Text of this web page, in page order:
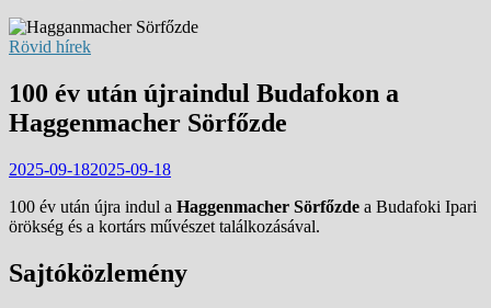
Rövid hírek
100 év után újraindul Budafokon a
Haggenmacher Sörfőzde
2025-09-182025-09-18
100 év után újra indul a Haggenmacher Sörfőzde a Budafoki Ipari
örökség és a kortárs művészet találkozásával.
Sajtóközlemény